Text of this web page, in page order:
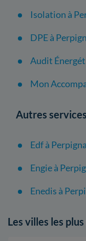
Isolation à
DPE à
Audit
Mon
Autres
Edf à
Engie à
Enedis à
Les villes les